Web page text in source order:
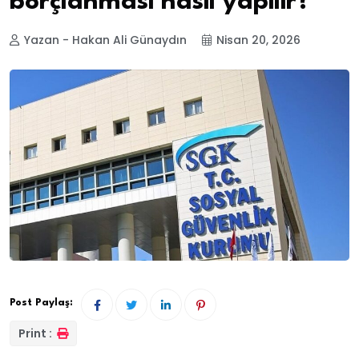
Yazan - Hakan Ali Günaydın Nisan 20, 2026
Post Paylaş:
Print :